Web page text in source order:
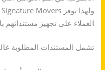
العملاء على تجهيز
تشمل المستندات المطلوبة